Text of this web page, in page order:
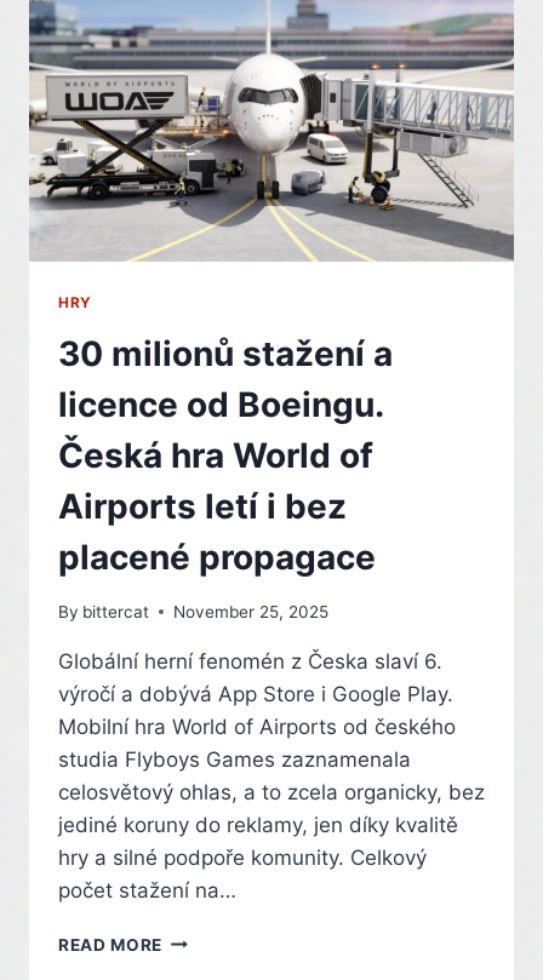
LEPTON
HRY
30 milionů stažení a
licence od Boeingu.
Česká hra World of
Airports letí i bez
placené propagace
By bittercat November 25, 2025
Globální herní fenomén z Česka slaví 6.
výročí a dobývá App Store i Google Play.
Mobilní hra World of Airports od českého
studia Flyboys Games zaznamenala
celosvětový ohlas, a to zcela organicky, bez
jediné koruny do reklamy, jen díky kvalitě
hry a silné podpoře komunity. Celkový
počet stažení na…
READ MORE 30